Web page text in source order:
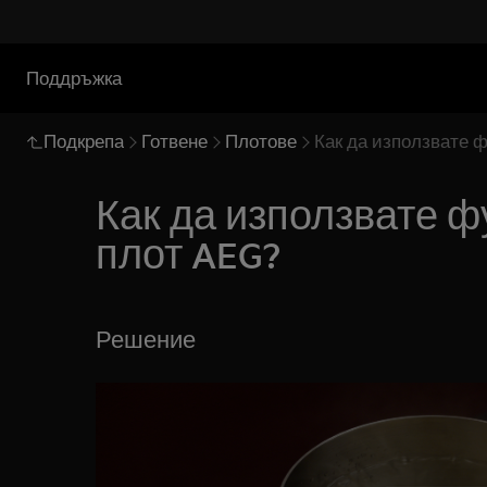
Поддръжка
Подкрепа Готвене Плотове Как да използвате
Как да използвате
плот AEG?
Решение